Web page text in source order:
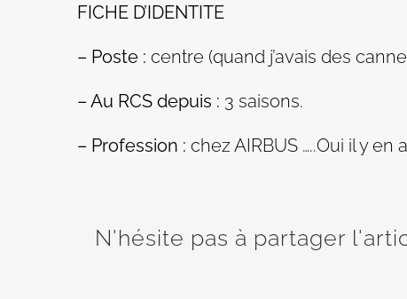
FICHE D’IDENTITE
– Poste : centre (quand j’avais des
– Au RCS depuis : 3 saisons.
– Profession : chez AIRBUS …..Oui il y en
N'hésite pas à partager